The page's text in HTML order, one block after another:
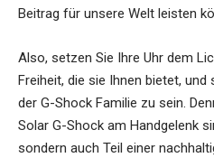
Beitrag für unsere Welt leisten
Also, setzen Sie Ihre Uhr dem
Freiheit, die sie Ihnen bietet,
der G-Shock Familie zu sein.
Solar G-Shock am Handgelenk
sondern auch Teil einer